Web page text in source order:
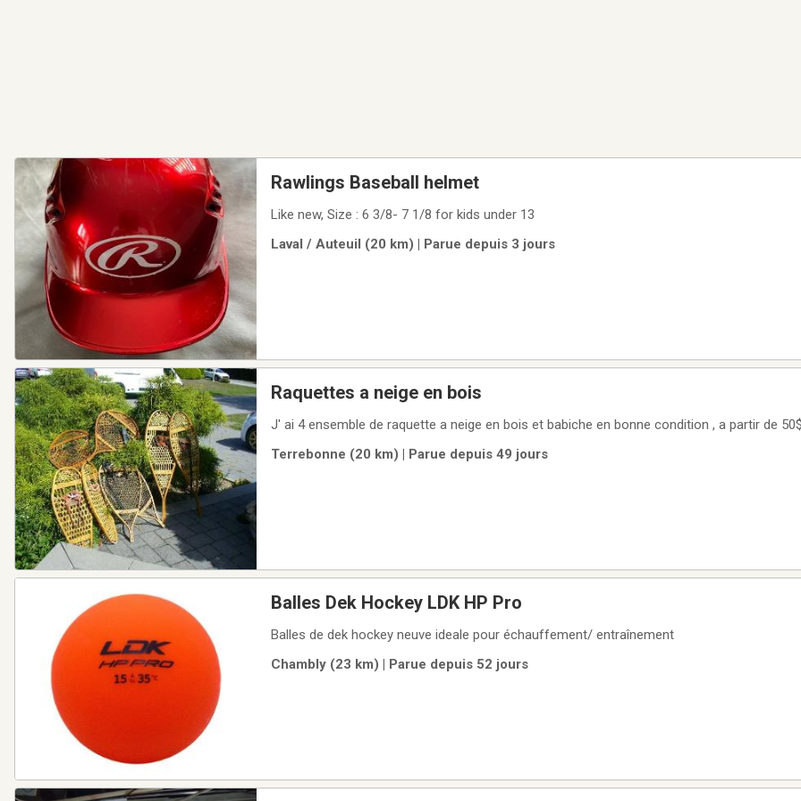
Rawlings Baseball helmet
Like new, Size : 6 3/8- 7 1/8 for kids under 13
Laval / Auteuil (20 km) | Parue depuis 3 jours
Raquettes a neige en bois
J' ai 4 ensemble de raquette a neige en bois et babiche en bonne condition , a partir de
Terrebonne (20 km) | Parue depuis 49 jours
Balles Dek Hockey LDK HP Pro
Balles de dek hockey neuve ideale pour échauffement/ entraînement
Chambly (23 km) | Parue depuis 52 jours